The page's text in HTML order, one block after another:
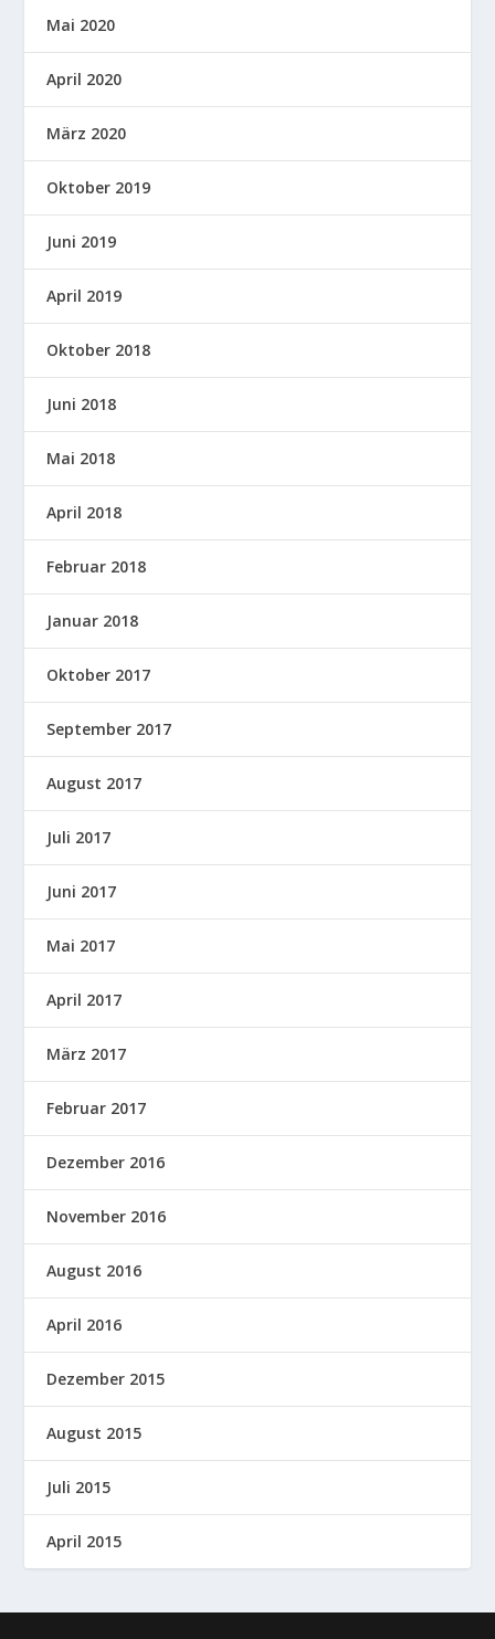
Mai 2020
April 2020
März 2020
Oktober 2019
Juni 2019
April 2019
Oktober 2018
Juni 2018
Mai 2018
April 2018
Februar 2018
Januar 2018
Oktober 2017
September 2017
August 2017
Juli 2017
Juni 2017
Mai 2017
April 2017
März 2017
Februar 2017
Dezember 2016
November 2016
August 2016
April 2016
Dezember 2015
August 2015
Juli 2015
April 2015